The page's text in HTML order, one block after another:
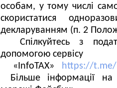
особам, у тому числі
скористатися
декларуванням (п. 2
Спілкуйтесь з
допомогою сервісу
«InfoTAX» https://t.me/
Більше інформації на